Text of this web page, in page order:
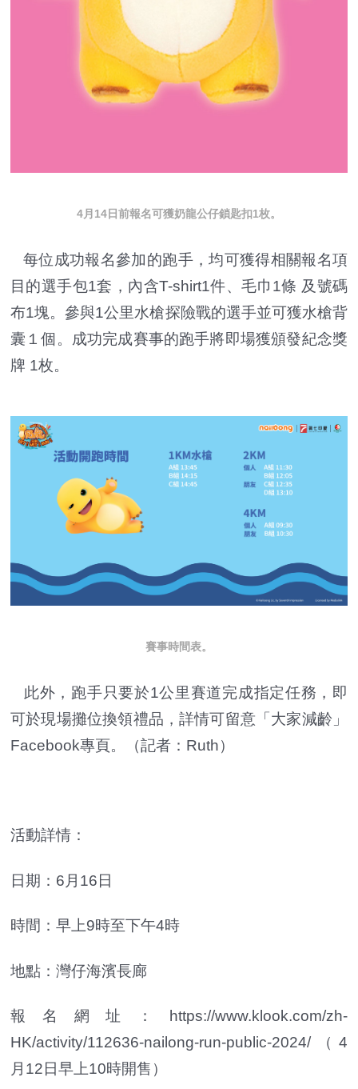
4月14日前報名可獲奶龍公仔鎖匙扣1枚。
每位成功報名參加的跑手，均可獲得相關報名項
目的選手包1套，內含T-shirt1件、毛巾1條 及號碼
布1塊。參與1公里水槍探險戰的選手並可獲水槍背
囊１個。成功完成賽事的跑手將即場獲頒發紀念獎
牌 1枚。
賽事時間表。
此外，跑手只要於1公里賽道完成指定任務，即
可於現場攤位換領禮品，詳情可留意「大家減齡」
Facebook專頁。（記者：Ruth）
活動詳情：
日期：6月16日
時間：早上9時至下午4時
地點：灣仔海濱長廊
報名網址：https://www.klook.com/zh-
HK/activity/112636-nailong-run-public-2024/（4
月12日早上10時開售）